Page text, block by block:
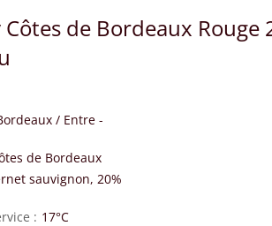
Côtes de Bordeaux
/ Entre -
de Bordeaux
sauvignon, 20%
17°C